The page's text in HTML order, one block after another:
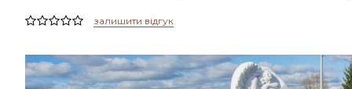
залишити відгук